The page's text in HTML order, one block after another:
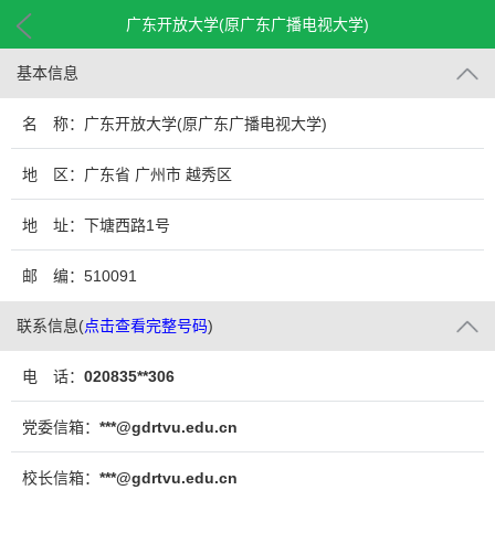
广东开放大学(原广东广播电视大学)
基本信息
名 称：广东开放大学(原广东广播电视大学)
地 区：广东省 广州市 越秀区
地 址：下塘西路1号
邮 编：510091
联系信息(点击查看完整号码)
电 话： 020835**306
党委信箱： ***@gdrtvu.edu.cn
校长信箱： ***@gdrtvu.edu.cn